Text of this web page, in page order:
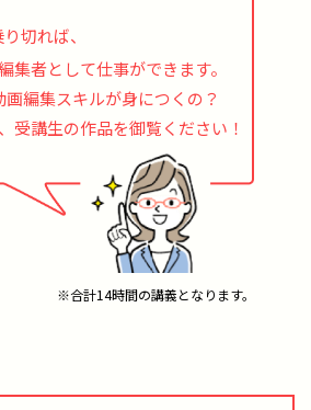
切れば、
集者として仕事ができます。
編集スキルが身につくの？
受講生の作品を御覧ください！
※合計14時間の講義となります。